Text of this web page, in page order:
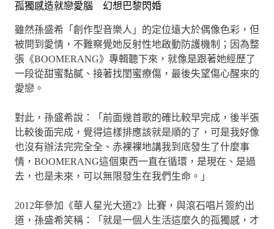
孤獨感造就戀愛腦 幻想巴黎閃婚
雖然孫盛希「創作型音樂人」的定位遠大於偶像色彩，但
被問到愛情，不難察覺她反射性地啟動防護機制；因為整
張《BOOMERANG》專輯聽下來，就像是跟著她經歷了
一段從甜蜜黏膩、接著找閨蜜療傷，最後失望傷心醒來的
愛戀。
對此，孫盛希說：「前面幾首歌的確比較早完成，後半張
比較後面完成，覺得這樣排應該就是順的了，可是我好像
也沒有辦法完完全全、赤裸裸地講我到底發生了什麼事
情，BOOMERANG這個東西一直在循環，是現在、是過
去，也是未來，可以無限發生在我們生命。」
2012年參加《華人星光大道2》比賽，與滾石唱片簽約出
道，孫盛希笑稱：「就是一個人生活這麼久的孤獨感，才